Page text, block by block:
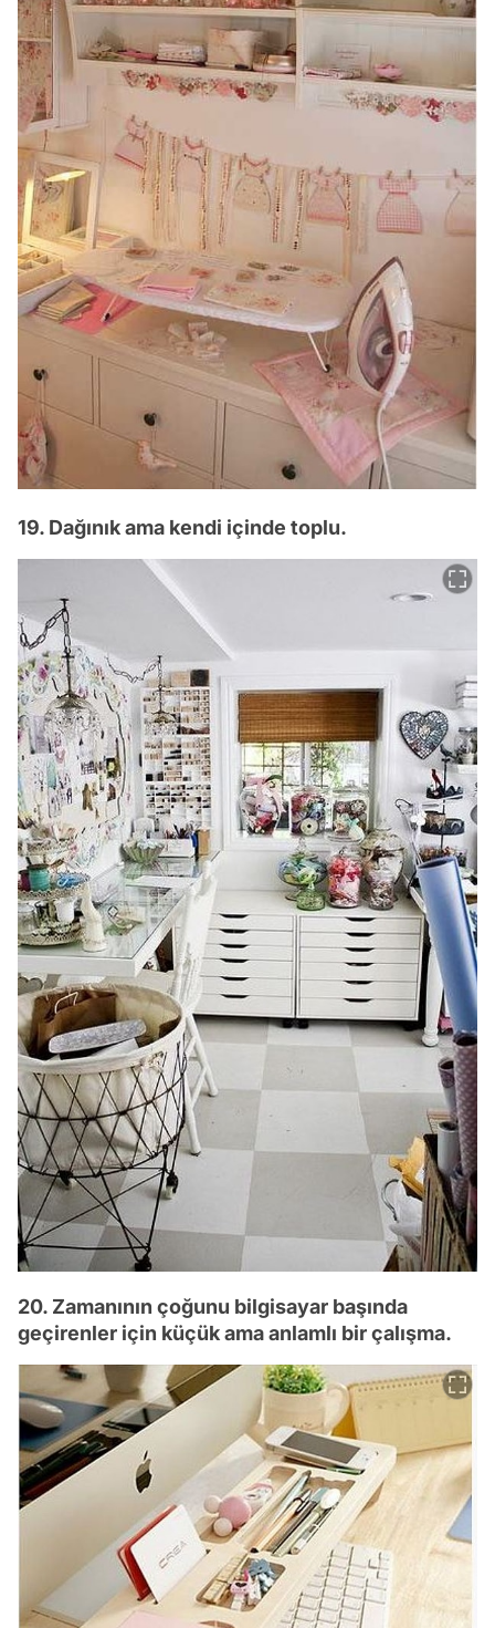
19. Dağınık ama kendi içinde toplu.
20. Zamanının çoğunu bilgisayar başında
geçirenler için küçük ama anlamlı bir çalışma.